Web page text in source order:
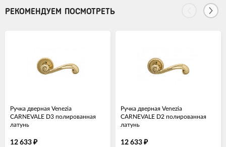
РЕКОМЕНДУЕМ ПОСМОТРЕТЬ
Ручка дверная Venezia
CARNEVALE D3 полированная
латунь
12 633 ₽
Ручка дверная Venezia
CARNEVALE D2 полированная
латунь
12 633 ₽